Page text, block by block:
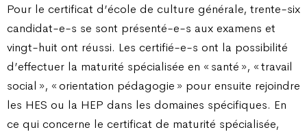
Pour le certificat d’école de culture générale, trente-six
candidat-e-s se sont présenté-e-s aux examens et
vingt-huit ont réussi. Les certifié-e-s ont la possibilité
d’effectuer la maturité spécialisée en « santé », « travail
social », « orientation pédagogie » pour ensuite rejoindre
les HES ou la HEP dans les domaines spécifiques. En
ce qui concerne le certificat de maturité spécialisée,